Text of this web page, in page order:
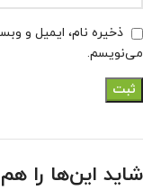
ذخیره نام، ایمیل و
می‌نویسم.
شاید این‌ها را